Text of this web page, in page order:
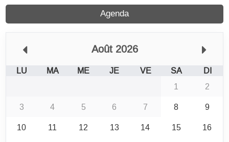
Agenda
Août 2026
LU MA ME JE VE SA
DI
1
2
3
4 5 6 7 8
9
10
11 12 13 14 15
16